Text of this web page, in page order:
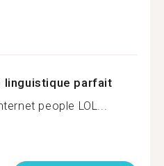
linguistique parfait
people LOL...